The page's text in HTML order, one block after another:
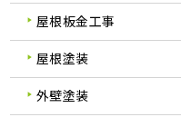
屋根板金工事
屋根塗装
外壁塗装